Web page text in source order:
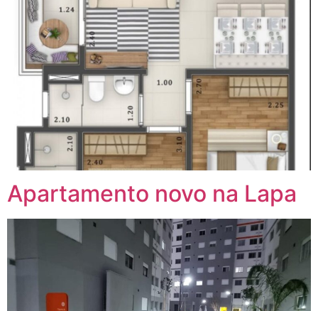
Apartamento novo na Lapa